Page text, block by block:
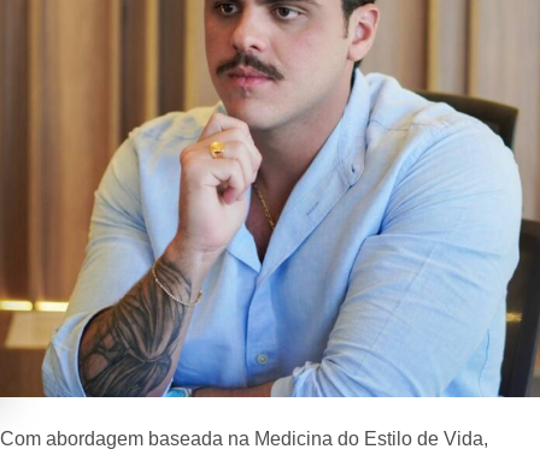
Com abordagem baseada na Medicina do Estilo de Vida,